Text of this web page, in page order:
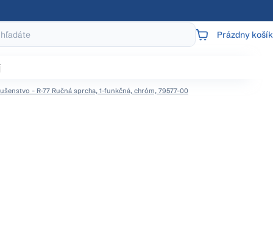
NÁKUPNÝ
Prázdny košík
- R-77 Ručná sprcha, 1-funkčná, chróm, 79577-00